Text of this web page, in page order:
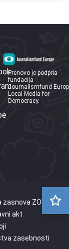
Prenovo je podprla
fundacija
Journalismfund
Local Media for
Democracy.
ZON
akt
zasebnosti